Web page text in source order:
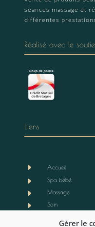
Gérer le
séances massage et
différentes
Réalisé avec le
Liens
E Accueil
E Spa bébé
E Massage
E Soin